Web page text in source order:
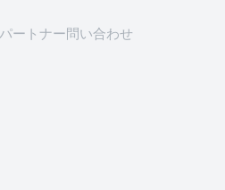
パートナー問い合わせ